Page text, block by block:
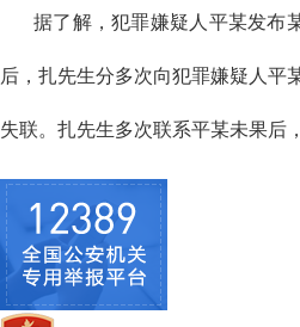
据了解，犯罪嫌疑人平某发布
后，扎先生分多次向犯罪嫌疑人平
失联。扎先生多次联系平某未果后